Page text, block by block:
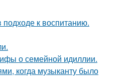
к воспитанию.
о семейной идиллии.
когда музыканту было